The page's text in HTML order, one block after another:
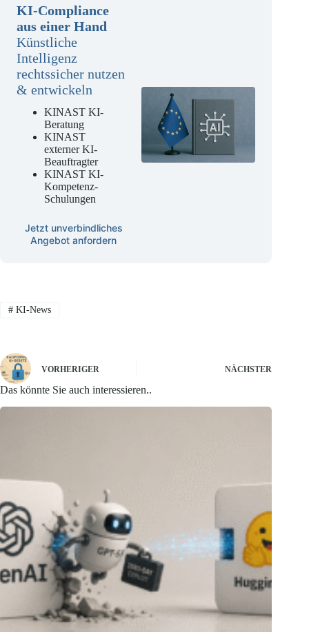
KI-Compliance
aus einer Hand
Künstliche
Intelligenz
rechtssicher nutzen
& entwickeln
KINAST KI-
Beratung
KINAST
externer KI-
Beauftragter
KINAST KI-
Kompetenz-
Schulungen
Jetzt unverbindliches
Angebot anfordern
#KI-News
VORHERIGER NÄCHSTER
Das könnte Sie auch interessieren..